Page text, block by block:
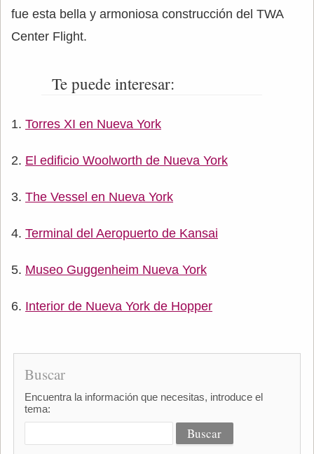
fue esta bella y armoniosa construcción del TWA
Center Flight.
Te puede interesar:
Torres XI en Nueva York
El edificio Woolworth de Nueva York
The Vessel en Nueva York
Terminal del Aeropuerto de Kansai
Museo Guggenheim Nueva York
Interior de Nueva York de Hopper
Buscar
Encuentra la información que necesitas, introduce el
tema: